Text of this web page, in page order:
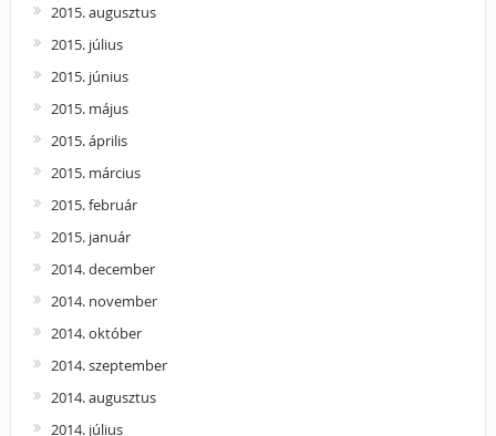
2015. augusztus
2015. július
2015. június
2015. május
2015. április
2015. március
2015. február
2015. január
2014. december
2014. november
2014. október
2014. szeptember
2014. augusztus
2014. július